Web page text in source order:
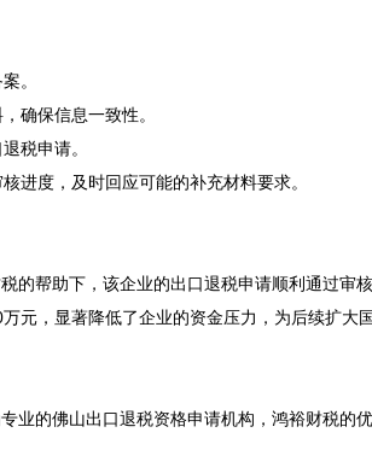
。
确保信息一致性。
税申请。
进度，及时回应可能的补充材料要求。
的帮助下，该企业的出口退税申请顺利通过审
元，显著降低了企业的资金压力，为后续扩大
业的佛山出口退税资格申请机构，鸿裕财税的